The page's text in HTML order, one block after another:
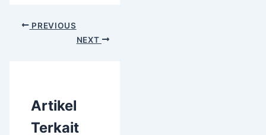
PREVIOUS
NEXT
Artikel
Terkait